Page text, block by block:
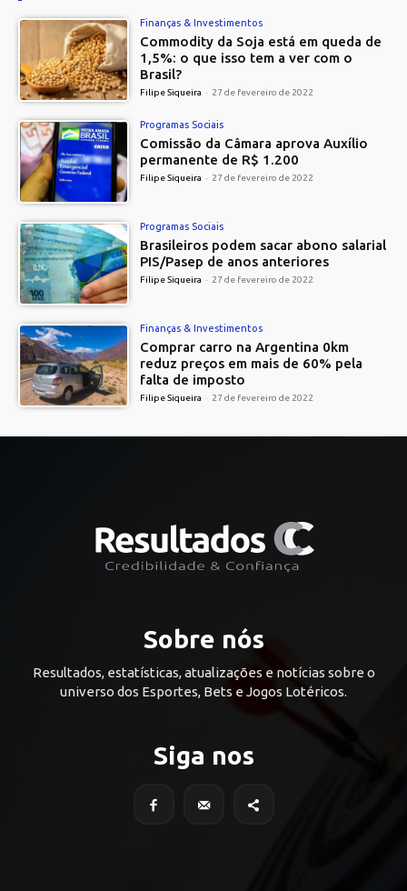
Finanças & Investimentos
Commodity da Soja está em queda de
1,5%: o que isso tem a ver com o
Brasil?
Filipe Siqueira - 27 de fevereiro de 2022
Programas Sociais
Comissão da Câmara aprova Auxílio
permanente de R$ 1.200
Filipe Siqueira - 27 de fevereiro de 2022
Programas Sociais
Brasileiros podem sacar abono salarial
PIS/Pasep de anos anteriores
Filipe Siqueira - 27 de fevereiro de 2022
Finanças & Investimentos
Comprar carro na Argentina 0km
reduz preços em mais de 60% pela
falta de imposto
Filipe Siqueira - 27 de fevereiro de 2022
Sobre nós
Resultados, estatísticas, atualizações e notícias sobre o
universo dos Esportes, Bets e Jogos Lotéricos.
Siga nos